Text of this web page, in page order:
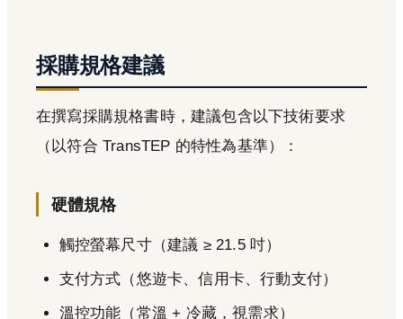
採購規格建議
在撰寫採購規格書時，建議包含以下技術要求
（以符合 TransTEP 的特性為基準）：
硬體規格
觸控螢幕尺寸（建議 ≥ 21.5 吋）
支付方式（悠遊卡、信用卡、行動支付）
溫控功能（常溫 + 冷藏，視需求）